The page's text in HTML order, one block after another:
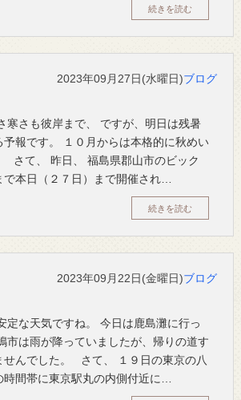
続きを読む
2023年09月27日(水曜日)ブログ
寒さも彼岸まで、 ですが、明日は残暑
報です。 １０月からは本格的に秋めい
さて、 昨日、 福島県郡山市のビック
本日（２７日）まで開催され…
続きを読む
2023年09月22日(金曜日)ブログ
定な天気ですね。 今日は鹿島灘に行っ
市は雨が降っていましたが、帰りの道す
せんでした。 さて、 １９日の東京の八
間帯に東京駅丸の内側付近に…